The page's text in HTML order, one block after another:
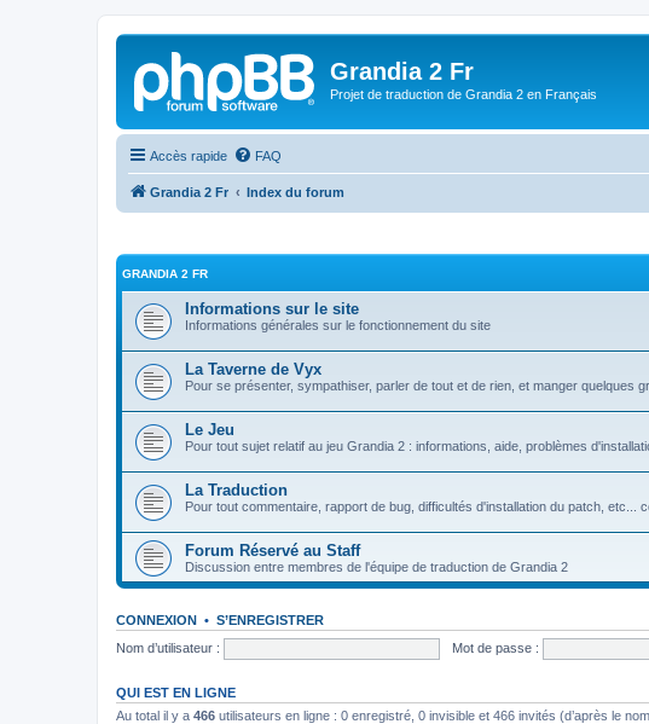
Grandia 2 Fr
Projet de traduction de Grandia 2 en Français
Accès rapide FAQ
Grandia 2 Fr Index du forum
GRANDIA 2 FR
Informations sur le site
Informations générales sur le fonctionnement du site
La Taverne de Vyx
Pour se présenter, sympathiser, parler de tout et de rien, et manger quelques
Le Jeu
Pour tout sujet relatif au jeu Grandia 2 : informations, aide, problèmes
La Traduction
Pour tout commentaire, rapport de bug, difficultés d'installation du patch, etc...
Forum Réservé au Staff
Discussion entre membres de l'équipe de traduction de Grandia 2
CONNEXION • S’ENREGISTRER
Nom d’utilisateur :
Mot de passe :
QUI EST EN LIGNE
Au total il y a 466 utilisateurs en ligne : 0 enregistré, 0 invisible et 466 invités (d’après le